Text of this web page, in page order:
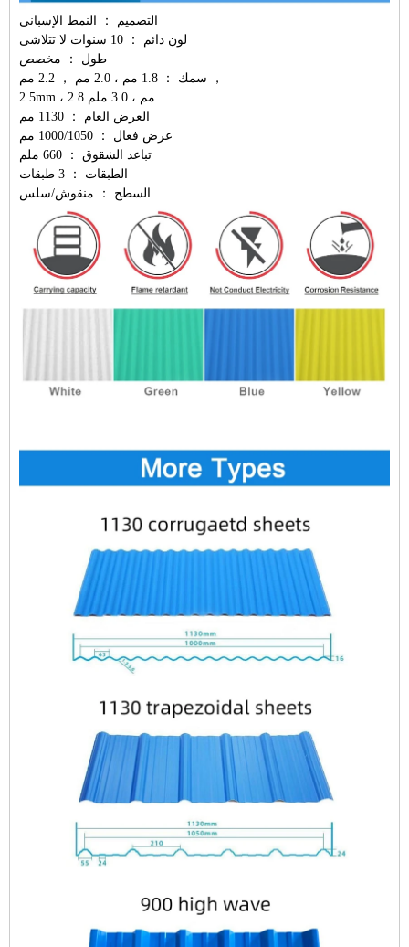
التصميم ： النمط الإسباني
لون دائم ： 10 سنوات لا تتلاشى
طول ： مخصص
سمك ： 1.8 مم ، 2.0 مم ， 2.2 مم ，
2.5mm ، 2.8 مم ، 3.0 ملم
العرض العام ： 1130 مم
عرض فعال ： 1000/1050 مم
تباعد الشقوق ： 660 ملم
الطبقات ： 3 طبقات
السطح ： منقوش/سلس